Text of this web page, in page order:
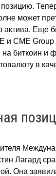
может
актива. Еще
CME Group
биткоин и
в
Лагард
Она